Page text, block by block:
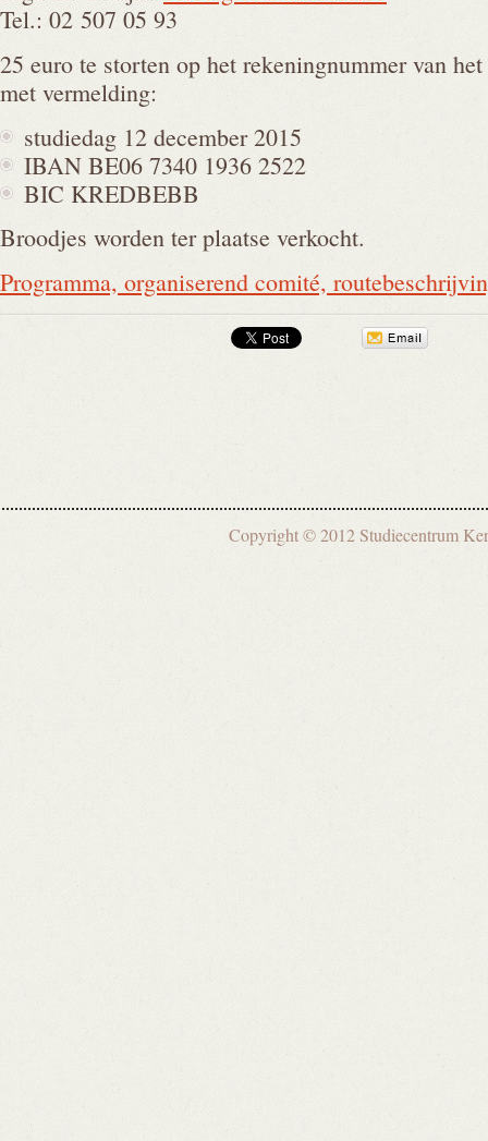
Tel.: 02 507 05 93
25 euro te storten op het rekeningnummer van
met vermelding:
studiedag 12 december 2015
IBAN BE06 7340 1936 2522
BIC KREDBEBB
Broodjes worden ter plaatse verkocht.
Programma, organiserend comité,
Copyright © 2012 Studiecentrum